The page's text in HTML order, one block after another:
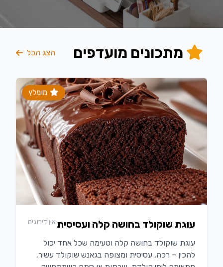
מתכונים מועדפים הצג הכל
מומלץ
עוגת שוקולד בחושה קלה ועסיסיתאין דירוגים
עוגת שוקולד בחושה קלה וטעימה שכל אחד יכול
להכין – רכה, עסיסית ומצופה בגאנש שוקולד עשיר.